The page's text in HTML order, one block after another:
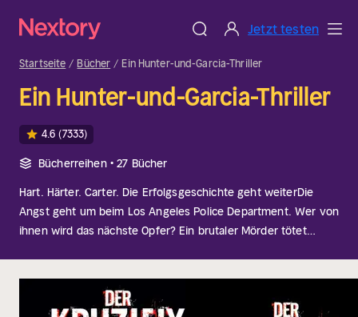
Jetzt testen
Startseite Bücher Ein Hunter-und-Garcia-Thriller
Ein Hunter-und-Garcia-Thriller
4.6 (7333)
Bücherreihen • 27 Bücher
Hart. Härter. Carter. Die Erfolgsgeschichte geht weiterDie
Angst geht um beim Los Angeles Police Department. Wer von
ihnen wird das nächste Opfer? Ein brutaler Mörder tötet
Robert Hunter und sein Partner Carlos Garcia mit ihren
Ermittlungen an. Hunter weiß, wie Mörder denken. Und das